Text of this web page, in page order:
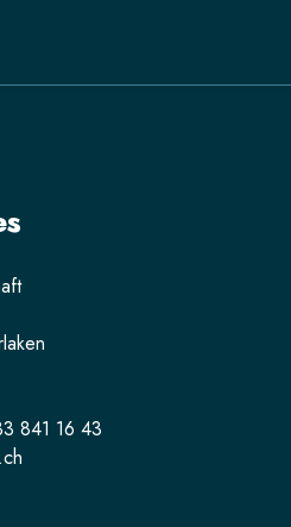
841 16 43